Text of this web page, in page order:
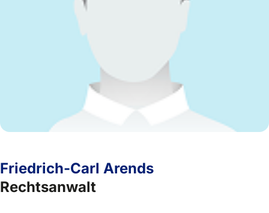
Friedrich-Carl Arends
Rechtsanwalt